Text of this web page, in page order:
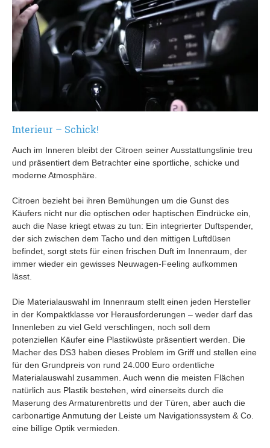
Interieur – Schick!
Auch im Inneren bleibt der Citroen seiner Ausstattungslinie treu
und präsentiert dem Betrachter eine sportliche, schicke und
moderne Atmosphäre.
Citroen bezieht bei ihren Bemühungen um die Gunst des
Käufers nicht nur die optischen oder haptischen Eindrücke ein,
auch die Nase kriegt etwas zu tun: Ein integrierter Duftspender,
der sich zwischen dem Tacho und den mittigen Luftdüsen
befindet, sorgt stets für einen frischen Duft im Innenraum, der
immer wieder ein gewisses Neuwagen-Feeling aufkommen
lässt.
Die Materialauswahl im Innenraum stellt einen jeden Hersteller
in der Kompaktklasse vor Herausforderungen – weder darf das
Innenleben zu viel Geld verschlingen, noch soll dem
potenziellen Käufer eine Plastikwüste präsentiert werden. Die
Macher des DS3 haben dieses Problem im Griff und stellen eine
für den Grundpreis von rund 24.000 Euro ordentliche
Materialauswahl zusammen. Auch wenn die meisten Flächen
natürlich aus Plastik bestehen, wird einerseits durch die
Maserung des Armaturenbretts und der Türen, aber auch die
carbonartige Anmutung der Leiste um Navigationssystem & Co.
eine billige Optik vermieden.